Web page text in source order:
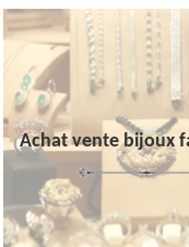
Achat vente bijoux